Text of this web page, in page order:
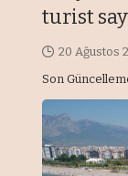
turist
Son
20 Ağustos